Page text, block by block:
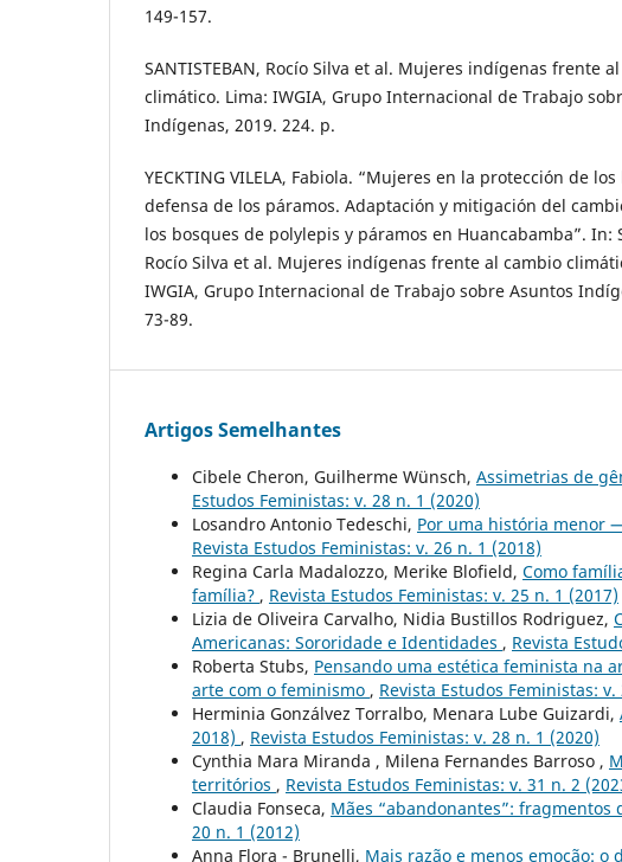
149-157.
SANTISTEBAN, Rocío Silva et al. Mujeres indígenas frente
climático. Lima: IWGIA, Grupo Internacional de Trabajo
Indígenas, 2019. 224. p.
YECKTING VILELA, Fabiola. “Mujeres en la protección de
defensa de los páramos. Adaptación y mitigación del
los bosques de polylepis y páramos en Huancabamba”. In:
Rocío Silva et al. Mujeres indígenas frente al cambio
IWGIA, Grupo Internacional de Trabajo sobre Asuntos
73-89.
Artigos Semelhantes
Cibele Cheron, Guilherme Wünsch, Assimetrias de
Estudos Feministas: v. 28 n. 1 (2020)
Losandro Antonio Tedeschi, Por uma história menor
Revista Estudos Feministas: v. 26 n. 1 (2018)
Regina Carla Madalozzo, Merike Blofield, Como
família? , Revista Estudos Feministas: v. 25 n. 1 (2017)
Lizia de Oliveira Carvalho, Nidia Bustillos Rodriguez,
Americanas: Sororidade e Identidades , Revista
Roberta Stubs, Pensando uma estética feminista na
arte com o feminismo , Revista Estudos Feministas: v.
Herminia Gonzálvez Torralbo, Menara Lube Guizardi,
2018) , Revista Estudos Feministas: v. 28 n. 1 (2020)
Cynthia Mara Miranda , Milena Fernandes Barroso ,
territórios , Revista Estudos Feministas: v. 31 n. 2
Claudia Fonseca, Mães “abandonantes”:
20 n. 1 (2012)
Anna Flora - Brunelli, Mais razão e menos emoção: